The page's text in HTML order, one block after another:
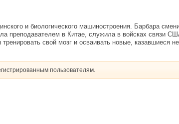
и биологического машиностроения. Барбара
преподавателем в Китае, служила в войсках связи
свой мозг и осваивать новые, казавшиеся
пользователям.